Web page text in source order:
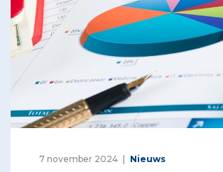
7 november 2024 Nieuws